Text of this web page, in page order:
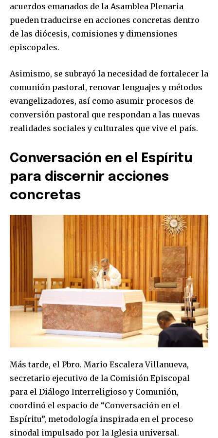
acuerdos emanados de la Asamblea Plenaria
pueden traducirse en acciones concretas dentro
de las diócesis, comisiones y dimensiones
episcopales.
Asimismo, se subrayó la necesidad de fortalecer la
comunión pastoral, renovar lenguajes y métodos
evangelizadores, así como asumir procesos de
conversión pastoral que respondan a las nuevas
realidades sociales y culturales que vive el país.
Conversación en el Espíritu
para discernir acciones
concretas
Más tarde, el Pbro. Mario Escalera Villanueva,
secretario ejecutivo de la Comisión Episcopal
para el Diálogo Interreligioso y Comunión,
coordinó el espacio de “Conversación en el
Espíritu”, metodología inspirada en el proceso
sinodal impulsado por la Iglesia universal.